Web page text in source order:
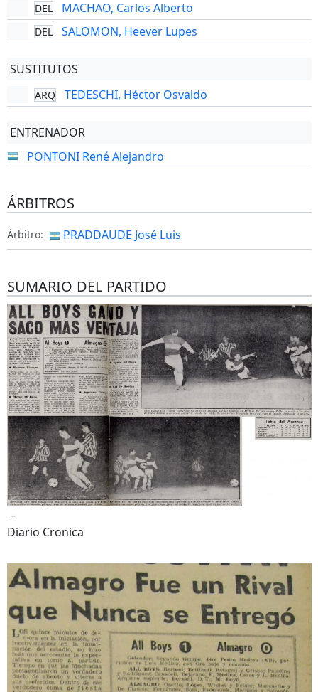
DEL MACHAO, Carlos Alberto
DEL SALOMON, Heever Lupes
SUSTITUTOS
ARQ TEDESCHI, Héctor Osvaldo
ENTRENADOR
PONTONI René Alejandro
ÁRBITROS
Árbitro: PRADDAUDE José Luis
SUMARIO DEL PARTIDO
–
Diario Cronica